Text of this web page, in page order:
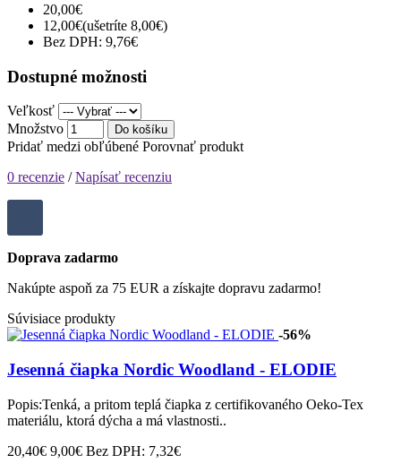
20,00€
12,00€(ušetríte 8,00€)
Bez DPH: 9,76€
Dostupné možnosti
Veľkosť
Množstvo
Do košíku
Pridať medzi obľúbené Porovnať produkt
0 recenzie /Napísať recenziu
Doprava zadarmo
Nakúpte aspoň za 75 EUR a získajte dopravu zadarmo!
Súvisiace produkty
-56%
Jesenná čiapka Nordic Woodland - ELODIE
Popis:Tenká, a pritom teplá čiapka z certifikovaného Oeko-Tex
materiálu, ktorá dýcha a má vlastnosti..
20,40€ 9,00€ Bez DPH: 7,32€